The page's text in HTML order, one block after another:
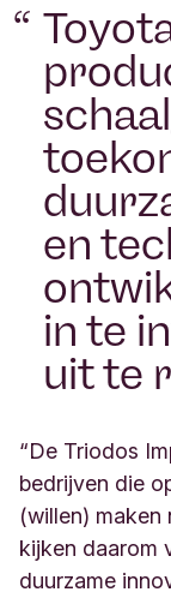
en
in te
uit te
“De Triodos
bedrijven die
(willen) maken
kijken daarom
duurzame